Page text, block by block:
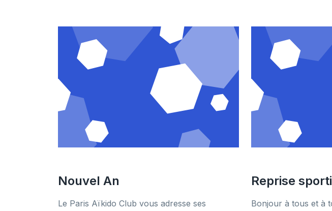
Nouvel An
Le Paris Aïkido Club vous adresse ses
Reprise
Bonjour à tous et à